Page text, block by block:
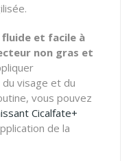
fluide et facile à
non gras et
visage et du
vous pouvez
Cicalfate+
de la